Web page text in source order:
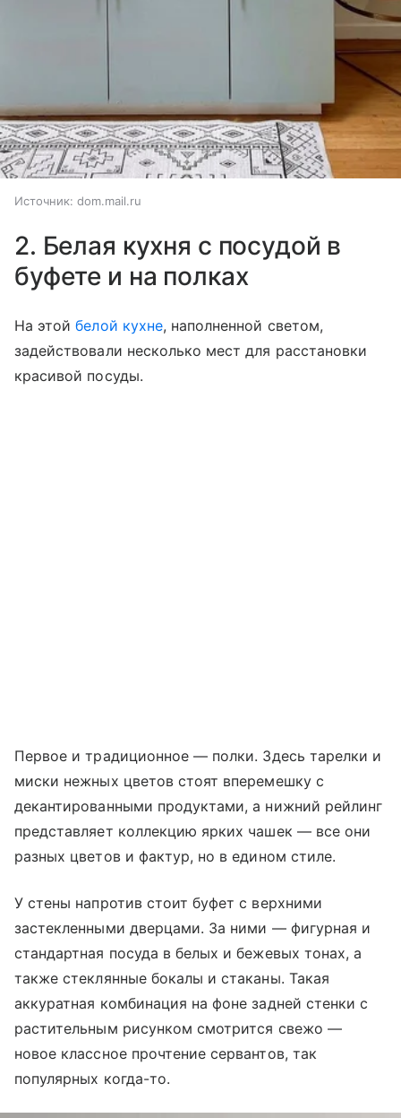
Источник: dom.mail.ru
2. Белая кухня с посудой в
буфете и на полках
На этойбелой кухне, наполненной светом,
задействовали несколько мест для расстановки
красивой посуды.
Первое и традиционное — полки. Здесь тарелки и
миски нежных цветов стоят вперемешку с
декантированными продуктами, а нижний рейлинг
представляет коллекцию ярких чашек — все они
разных цветов и фактур, но в едином стиле.
У стены напротив стоит буфет с верхними
застекленными дверцами. За ними — фигурная и
стандартная посуда в белых и бежевых тонах, а
также стеклянные бокалы и стаканы. Такая
аккуратная комбинация на фоне задней стенки с
растительным рисунком смотрится свежо —
новое классное прочтение сервантов, так
популярных когда-то.